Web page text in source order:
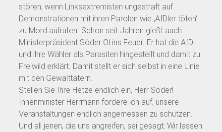
stören, wenn Linksextremisten ungestraft auf
Demonstrationen mit ihren Parolen wie ‚AfDler töten‘
zu Mord aufrufen. Schon seit Jahren gießt auch
Ministerpräsident Söder Öl ins Feuer. Er hat die AfD
und ihre Wähler als Parasiten hingestellt und damit zu
Freiwild erklärt. Damit stellt er sich selbst in eine Linie
mit den Gewalttätern.
Stellen Sie Ihre Hetze endlich ein, Herr Söder!
Innenminister Herrmann fordere ich auf, unsere
Veranstaltungen endlich angemessen zu schützen.
Und all jenen, die uns angreifen, sei gesagt: Wir lassen